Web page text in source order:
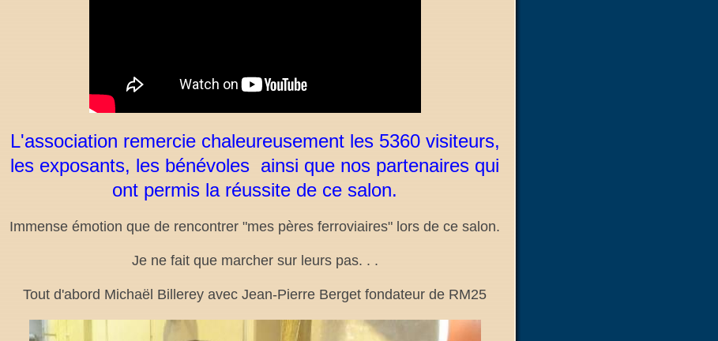
L'association remercie chaleureusement les 5360 visiteurs,
les exposants, les bénévoles ainsi que nos partenaires qui
ont permis la réussite de ce salon.
Immense émotion que de rencontrer "mes pères ferroviaires" lors de ce salon.
Je ne fait que marcher sur leurs pas. . .
Tout d'abord Michaël Billerey avec Jean-Pierre Berget fondateur de RM25